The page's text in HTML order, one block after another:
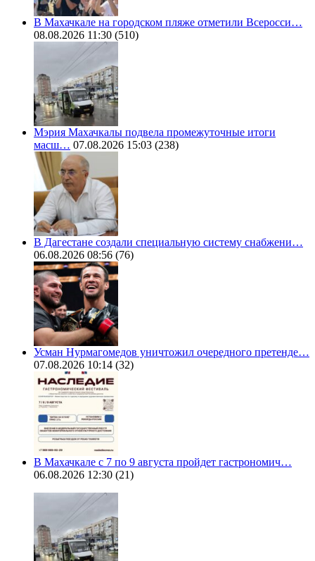
В Махачкале на городском пляже отметили Всеросси…
08.08.2026 11:30 (510)
Мэрия Махачкалы подвела промежуточные итоги
масш… 07.08.2026 15:03 (238)
В Дагестане создали специальную систему снабжени…
06.08.2026 08:56 (76)
Усман Нурмагомедов уничтожил очередного претенде…
07.08.2026 10:14 (32)
В Махачкале с 7 по 9 августа пройдет гастрономич…
06.08.2026 12:30 (21)